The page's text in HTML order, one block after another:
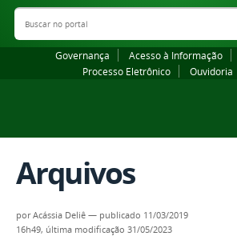
Buscar no portal
Governança Acesso à Informação
Processo Eletrônico
Ouvidoria
Arquivos
porAcássia Deliê — publicado 11/03/2019
16h49, última modificação 31/05/2023